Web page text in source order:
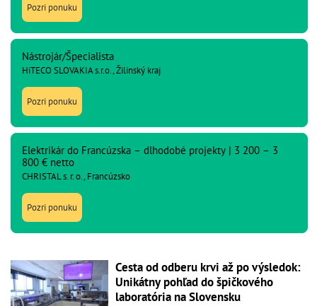
Pozri ponuku
Nástrojár/Špecialista
HiTECO SLOVAKIA s.r.o., Žilinský kraj
Pozri ponuku
Elektrikár do Francúzska – dlhodobé projekty | 3 200 – 3
800 € netto
CHRISTAL s. r. o., Francúzsko
Pozri ponuku
Cesta od odberu krvi až po výsledok:
Unikátny pohľad do špičkového
laboratória na Slovensku